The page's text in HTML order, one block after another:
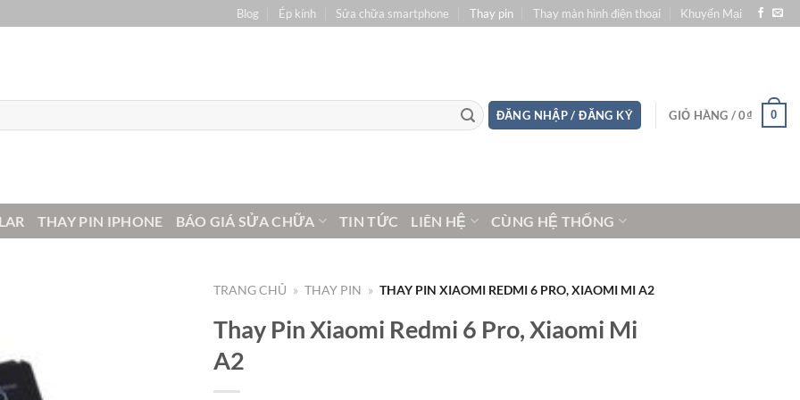
Blog Ép kính Sửa chữa smartphone Thay pin Thay màn hình điện thoại Khuyến Mại
ĐĂNG NHẬP / ĐĂNG KÝ GIỎ HÀNG /0₫ 0
THAY PIN IPHONE BÁO GIÁ SỬA CHỮA TIN TỨC LIÊN HỆ CÙNG HỆ THỐNG
TRANG CHỦ » THAY PIN » THAY PIN XIAOMI REDMI 6 PRO, XIAOMI MI A2
Thay Pin Xiaomi Redmi 6 Pro, Xiaomi Mi
A2